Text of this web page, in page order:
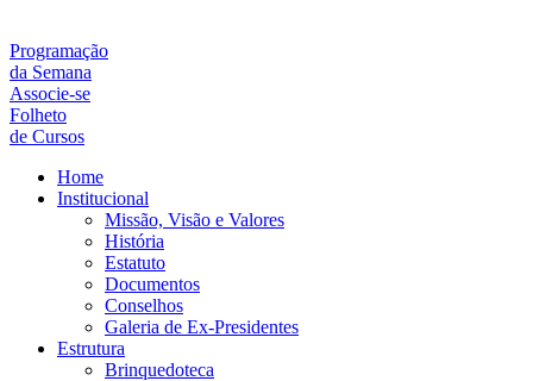
Programação
da Semana
Associe-se
Folheto
de Cursos
Home
Institucional
Missão, Visão e Valores
História
Estatuto
Documentos
Conselhos
Galeria de Ex-Presidentes
Estrutura
Brinquedoteca